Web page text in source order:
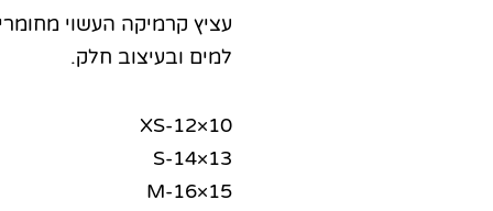
עציץ קרמיקה העשוי
למים ובעיצוב חלק.
XS-12×10
S-14×13
M-16×15